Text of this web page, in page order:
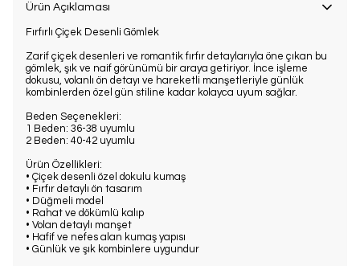
Ürün Açıklaması
Fırfırlı Çiçek Desenli Gömlek
Zarif çiçek desenleri ve romantik fırfır detaylarıyla öne çıkan bu
gömlek, şık ve naif görünümü bir araya getiriyor. İnce işleme
dokusu, volanlı ön detayı ve hareketli manşetleriyle günlük
kombinlerden özel gün stiline kadar kolayca uyum sağlar.
Beden Seçenekleri:
1 Beden: 36-38 uyumlu
2 Beden: 40-42 uyumlu
Ürün Özellikleri:
• Çiçek desenli özel dokulu kumaş
• Fırfır detaylı ön tasarım
• Düğmeli model
• Rahat ve dökümlü kalıp
• Volan detaylı manşet
• Hafif ve nefes alan kumaş yapısı
• Günlük ve şık kombinlere uygundur